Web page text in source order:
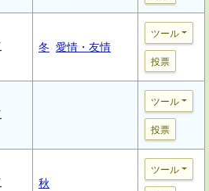
冬 愛情・友情
ツール
投票
ツール
投票
秋
ツール